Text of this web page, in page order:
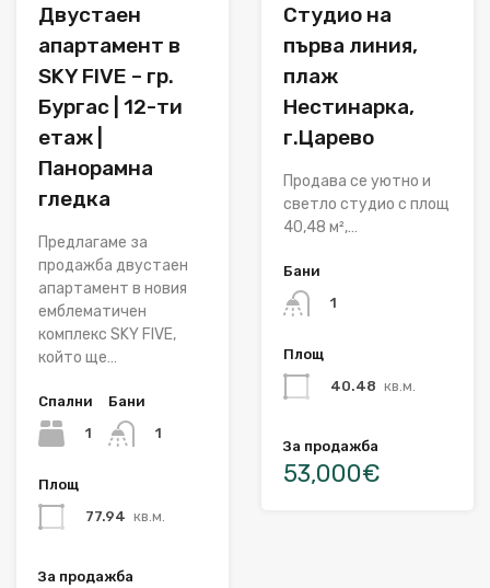
Двустаен
апартамент в
SKY FIVE – гр.
Бургас | 12-ти
етаж |
Панорамна
гледка
Предлагаме за
продажба двустаен
апартамент в новия
емблематичен
комплекс SKY FIVE,
който ще…
Спални
1
Бани
1
Площ
77.94 кв.м.
За продажба
Студио на
първа линия,
плаж
Нестинарка,
г.Царево
Продава се уютно и
светло студио с площ
40,48 м²,…
Бани
1
Площ
40.48 кв.м.
За продажба
53,000€